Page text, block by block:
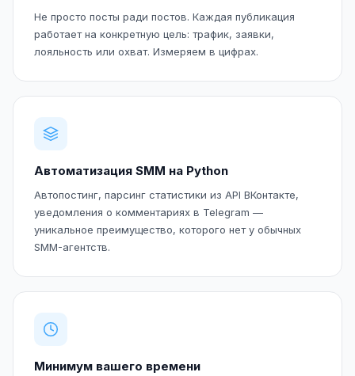
Не просто посты ради постов. Каждая публикация
работает на конкретную цель: трафик, заявки,
лояльность или охват. Измеряем в цифрах.
Автоматизация SMM на Python
Автопостинг, парсинг статистики из API ВКонтакте,
уведомления о комментариях в Telegram —
уникальное преимущество, которого нет у обычных
SMM-агентств.
Минимум вашего времени